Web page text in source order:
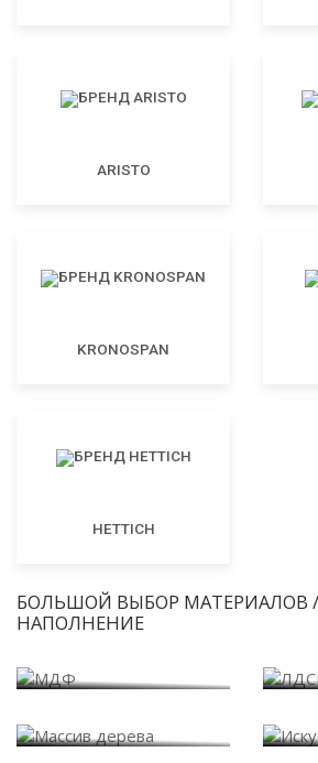
ARISTO
KRONOSPAN
HETTICH
БОЛЬШОЙ ВЫБОР МАТЕРИАЛОВ
НАПОЛНЕНИЕ